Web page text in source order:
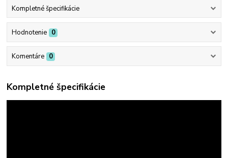
Kompletné špecifikácie
Hodnotenie 0
Komentáre 0
Kompletné špecifikácie